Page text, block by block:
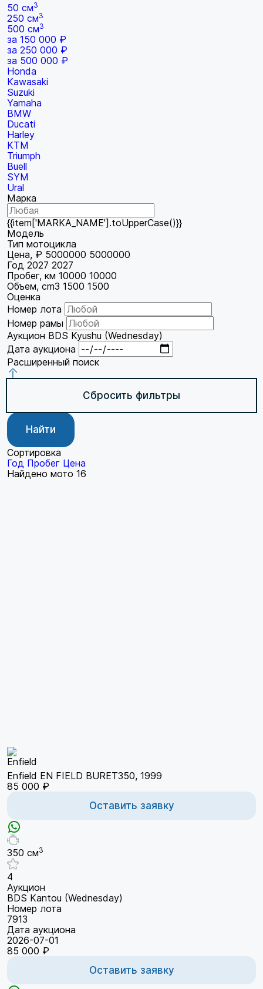
50 см3
250 см3
500 см3
за 150 000 ₽
за 250 000 ₽
за 500 000 ₽
Honda
Kawasaki
Suzuki
Yamaha
BMW
Ducati
Harley
KTM
Triumph
Buell
SYM
Ural
Марка
{{item['MARKA_NAME'].toUpperCase()}}
Модель
Тип мотоцикла
Цена, ₽ 5000000 5000000
Год 2027 2027
Пробег, км 10000 10000
Объем, cm3 1500 1500
Оценка
Номер лота
Номер рамы
Аукцион BDS Kyushu (Wednesday)
Дата аукциона
Расширенный поиск
Сбросить фильтры
Найти
Сортировка
Год Пробег Цена
Найдено мото 16
Enfield EN FIELD BURET350, 1999
85 000 ₽
Оставить заявку
350 см3
4
Аукцион
BDS Kantou (Wednesday)
Номер лота
7913
Дата аукциона
2026-07-01
85 000 ₽
Оставить заявку